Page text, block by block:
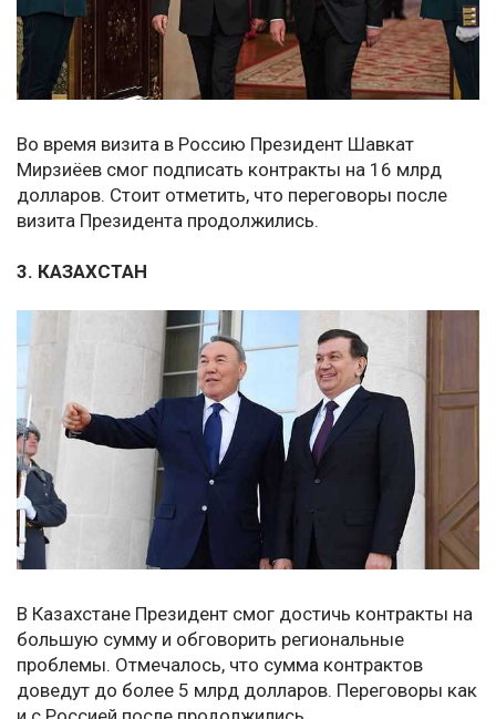
Во время визита в Россию Президент Шавкат
Мирзиёев смог подписать контракты на 16 млрд
долларов. Стоит отметить, что переговоры после
визита Президента продолжились.
3. КАЗАХСТАН
В Казахстане Президент смог достичь контракты на
большую сумму и обговорить региональные
проблемы. Отмечалось, что сумма контрактов
доведут до более 5 млрд долларов. Переговоры как